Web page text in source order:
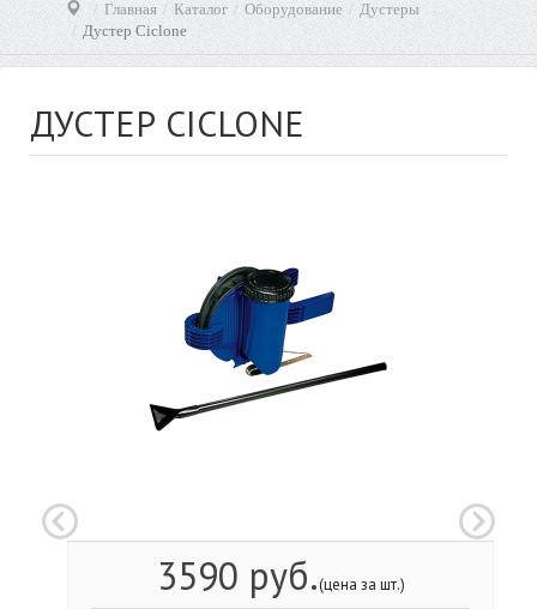
Главная Каталог Оборудование
Дустеры
Дустер Ciclone
ДУСТЕР CICLONE
3590 руб.(цена за шт.)